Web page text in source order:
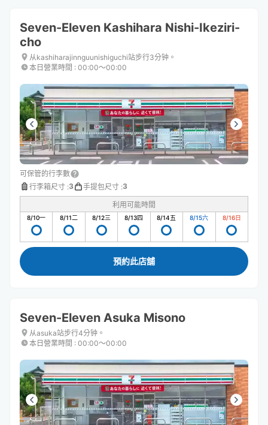
Seven-Eleven Kashihara Nishi-Ikeziri-
cho
从kashiharajinnguunishiguchi站步行3分钟。
本日營業時間 : 00:00〜00:00
可保管的行李數
行李箱尺寸 :3 手提包尺寸 :3
利用可能時間
8/10一 8/11二 8/12三 8/13四 8/14五 8/15六 8/16日
預約此店舖
Seven-Eleven Asuka Misono
从asuka站步行4分钟。
本日營業時間 : 00:00〜00:00